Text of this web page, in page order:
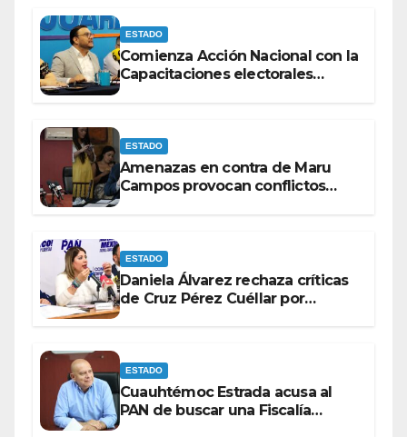
ESTADO
Comienza Acción Nacional con la
Capacitaciones electorales
ESTADO
Amenazas en contra de Maru
Campos provocan conflictos
ESTADO
Daniela Álvarez rechaza críticas
de Cruz Pérez Cuéllar por
ESTADO
Cuauhtémoc Estrada acusa al
PAN de buscar una Fiscalía